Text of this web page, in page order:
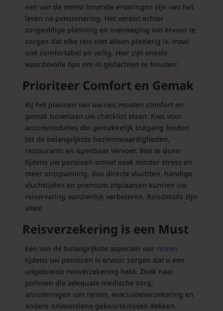
een van de meest lonende ervaringen zijn van het
leven na pensionering. Het vereist echter
zorgvuldige planning en overweging om ervoor te
zorgen dat elke reis niet alleen plezierig is, maar
ook comfortabel en veilig. Hier zijn enkele
waardevolle tips om in gedachten te houden:
Prioriteer Comfort en Gemak
Bij het plannen van uw reis moeten comfort en
gemak bovenaan uw checklist staan. Kies voor
accommodaties die gemakkelijk toegang bieden
tot de belangrijkste bezienswaardigheden,
restaurants en openbaar vervoer. Wat te doen
tijdens uw pensioen omvat vaak minder stress en
meer ontspanning, dus directe vluchten, handige
vluchttijden en premium zitplaatsen kunnen uw
reiservaring aanzienlijk verbeteren. Reisdetails zijn
alles!
Reisverzekering is een Must
Een van de belangrijkste aspecten van reizen
tijdens uw pensioen is ervoor zorgen dat u een
uitgebreide reisverzekering hebt. Zoek naar
polissen die adequate medische zorg,
annuleringen van reizen, evacuatieverzekering en
andere onvoorziene gebeurtenissen dekken.